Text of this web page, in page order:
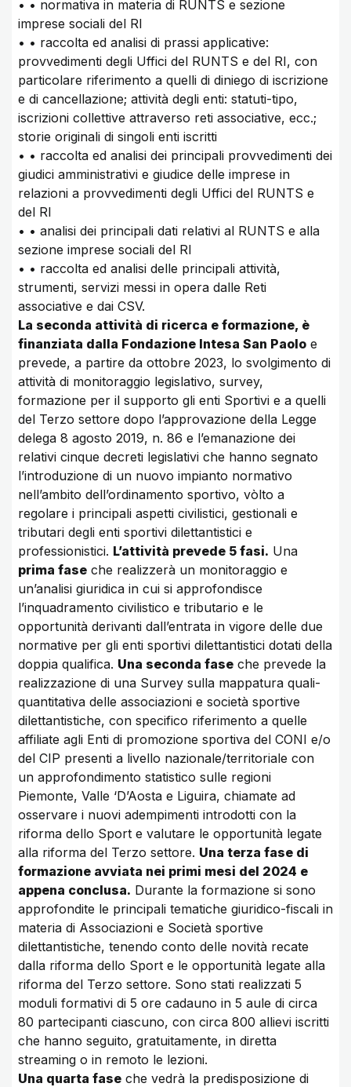
• • normativa in materia di RUNTS e sezione
imprese sociali del RI
• • raccolta ed analisi di prassi applicative:
provvedimenti degli Uffici del RUNTS e del RI, con
particolare riferimento a quelli di diniego di iscrizione
e di cancellazione; attività degli enti: statuti-tipo,
iscrizioni collettive attraverso reti associative, ecc.;
storie originali di singoli enti iscritti
• • raccolta ed analisi dei principali provvedimenti dei
giudici amministrativi e giudice delle imprese in
relazioni a provvedimenti degli Uffici del RUNTS e
del RI
• • analisi dei principali dati relativi al RUNTS e alla
sezione imprese sociali del RI
• • raccolta ed analisi delle principali attività,
strumenti, servizi messi in opera dalle Reti
associative e dai CSV.
La seconda attività di ricerca e formazione, è
finanziata dalla Fondazione Intesa San Paolo e
prevede, a partire da ottobre 2023, lo svolgimento di
attività di monitoraggio legislativo, survey,
formazione per il supporto gli enti Sportivi e a quelli
del Terzo settore dopo l’approvazione della Legge
delega 8 agosto 2019, n. 86 e l’emanazione dei
relativi cinque decreti legislativi che hanno segnato
l’introduzione di un nuovo impianto normativo
nell’ambito dell’ordinamento sportivo, vòlto a
regolare i principali aspetti civilistici, gestionali e
tributari degli enti sportivi dilettantistici e
professionistici. L’attività prevede 5 fasi. Una
prima fase che realizzerà un monitoraggio e
un’analisi giuridica in cui si approfondisce
l’inquadramento civilistico e tributario e le
opportunità derivanti dall’entrata in vigore delle due
normative per gli enti sportivi dilettantistici dotati della
doppia qualifica. Una seconda fase che prevede la
realizzazione di una Survey sulla mappatura quali-
quantitativa delle associazioni e società sportive
dilettantistiche, con specifico riferimento a quelle
affiliate agli Enti di promozione sportiva del CONI e/o
del CIP presenti a livello nazionale/territoriale con
un approfondimento statistico sulle regioni
Piemonte, Valle ‘D’Aosta e Liguira, chiamate ad
osservare i nuovi adempimenti introdotti con la
riforma dello Sport e valutare le opportunità legate
alla riforma del Terzo settore. Una terza fase di
formazione avviata nei primi mesi del 2024 e
appena conclusa. Durante la formazione si sono
approfondite le principali tematiche giuridico-fiscali in
materia di Associazioni e Società sportive
dilettantistiche, tenendo conto delle novità recate
dalla riforma dello Sport e le opportunità legate alla
riforma del Terzo settore. Sono stati realizzati 5
moduli formativi di 5 ore cadauno in 5 aule di circa
80 partecipanti ciascuno, con circa 800 allievi iscritti
che hanno seguito, gratuitamente, in diretta
streaming o in remoto le lezioni.
Una quarta fase che vedrà la predisposizione di